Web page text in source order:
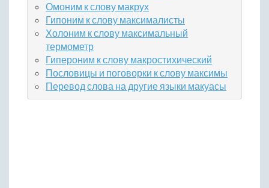
Омоним к слову макрух
Гипоним к слову максималисты
Холоним к слову максимальный
термометр
Гипероним к слову макростихический
Пословицы и поговорки к слову максимы
Перевод слова на другие языки макуасы